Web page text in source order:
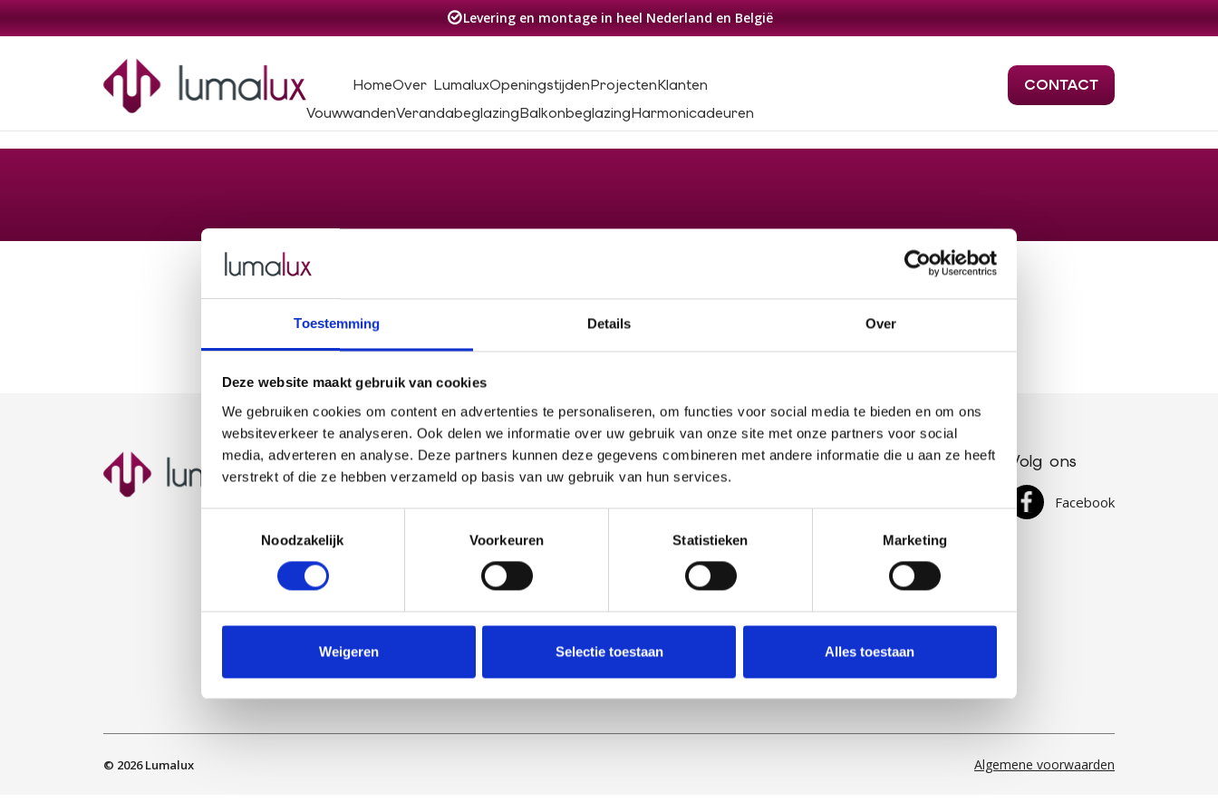
Toestemming Details Over
Deze website maakt gebruik van cookies
We gebruiken cookies om content en advertenties te personaliseren, om functies voor social media te bieden en om ons
websiteverkeer te analyseren. Ook delen we informatie over uw gebruik van onze site met onze partners voor social
media, adverteren en analyse. Deze partners kunnen deze gegevens combineren met andere informatie die u aan ze heeft
verstrekt of die ze hebben verzameld op basis van uw gebruik van hun services.
Noodzakelijk
Voorkeuren Statistieken Marketing
Weigeren Selectie toestaan Alles toestaan
Levering en montage in heel Nederland en België
HomeOver LumaluxOpeningstijdenProjectenKlanten
VouwwandenVerandabeglazingBalkonbeglazingHarmonicadeuren
CONTACT
Navigatie
Klanten
Sitemap
Harmonicadeuren
Contact Volg ons
Facebook
Algemene voorwaarden
© 2026Lumalux